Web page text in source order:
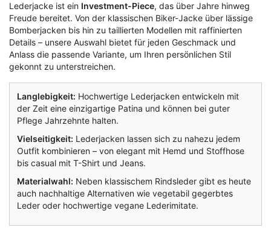
Lederjacke ist ein Investment-Piece, das über Jahre hinweg
Freude bereitet. Von der klassischen Biker-Jacke über lässige
Bomberjacken bis hin zu taillierten Modellen mit raffinierten
Details – unsere Auswahl bietet für jeden Geschmack und
Anlass die passende Variante, um Ihren persönlichen Stil
gekonnt zu unterstreichen.
Langlebigkeit: Hochwertige Lederjacken entwickeln mit
der Zeit eine einzigartige Patina und können bei guter
Pflege Jahrzehnte halten.
Vielseitigkeit: Lederjacken lassen sich zu nahezu jedem
Outfit kombinieren – von elegant mit Hemd und Stoffhose
bis casual mit T-Shirt und Jeans.
Materialwahl: Neben klassischem Rindsleder gibt es heute
auch nachhaltige Alternativen wie vegetabil gegerbtes
Leder oder hochwertige vegane Lederimitate.